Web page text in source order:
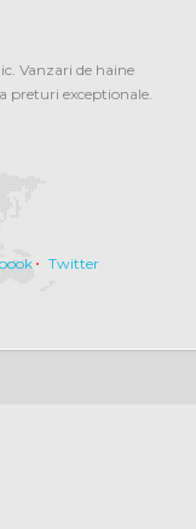
Vanzari de haine
preturi exceptionale.
Twitter